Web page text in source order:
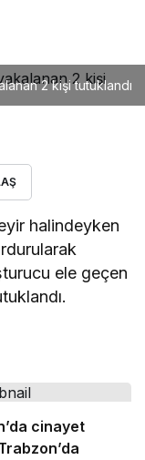
2 kişi tutuklandı
halindeyken
ele geçen
cinayet